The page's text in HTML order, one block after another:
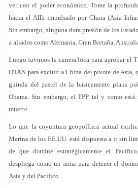
ver con el poder económico. Tome la
hacia el AIIb impulsado por China (Asia
Sin embargo, ninguna dura presión de los
a aliados como Alemania, Gran Bretaña,
Luego tuvimos la carrera loca para aprobar el
OTAN para excluir a China del pivote de Asia,
guinda del pastel de la básicamente plana
Obama. Sin embargo, el TPP tal y como está
muerto.
Lo que la coyuntura geopolítica actual
Marina de los EE.UU. está dispuesta a ir sin
de que domine estratégicamente el
despliega como un arma para detener el
Asia y del Pacífico.